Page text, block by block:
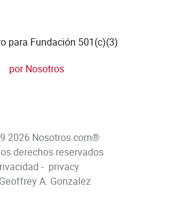
para Fundación 501(c)(3)
por Nosotros
2026 Nosotros.com®
derechos reservados
- privacy
A. Gonzalez